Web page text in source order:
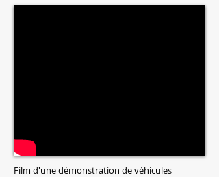
Film d'une démonstration de véhicules